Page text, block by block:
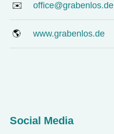
✉️ office@grabenlos.de
🌎 www.grabenlos.de
Social Media